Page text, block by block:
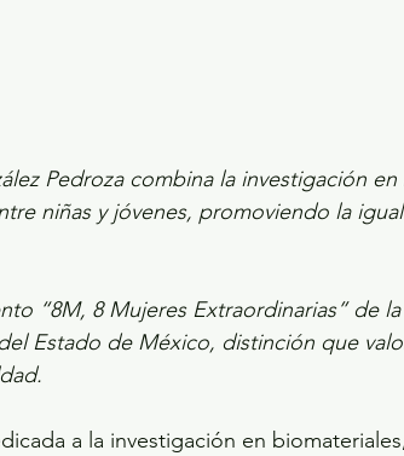
Pedroza combina la investigación
niñas y jóvenes, promoviendo la
“8M, 8 Mujeres Extraordinarias” de
Estado de México, distinción que
a la investigación en